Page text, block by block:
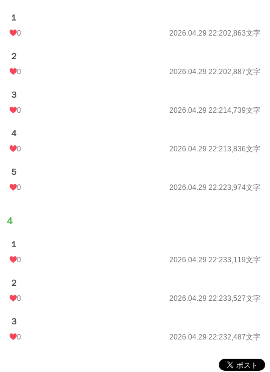
１
0 2026.04.29 22:202,863文字
２
0 2026.04.29 22:202,887文字
３
0 2026.04.29 22:214,739文字
４
0 2026.04.29 22:213,836文字
５
0 2026.04.29 22:223,974文字
４
１
0 2026.04.29 22:233,119文字
２
0 2026.04.29 22:233,527文字
３
0 2026.04.29 22:232,487文字